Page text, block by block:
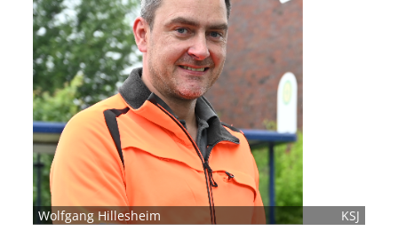
Wolfgang Hillesheim KSJ